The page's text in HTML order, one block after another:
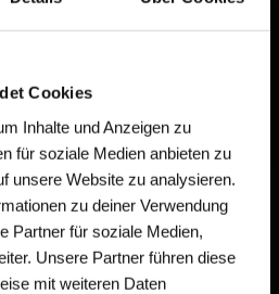
Cookies
Inhalte und Anzeigen zu
für soziale Medien anbieten zu
unsere Website zu analysieren.
zu deiner Verwendung
Partner für soziale Medien,
Unsere Partner führen diese
mit weiteren Daten